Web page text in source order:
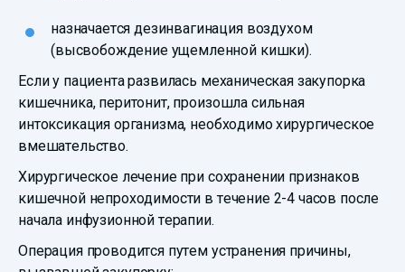
назначается дезинвагинация воздухом
(высвобождение ущемленной кишки).
Если у пациента развилась механическая закупорка
кишечника, перитонит, произошла сильная
интоксикация организма, необходимо хирургическое
вмешательство.
Хирургическое лечение при сохранении признаков
кишечной непроходимости в течение 2-4 часов после
начала инфузионной терапии.
Операция проводится путем устранения причины,